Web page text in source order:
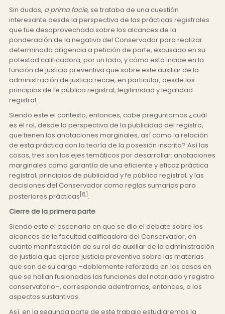
Sin dudas, a prima facie, se trataba de una cuestión
interesante desde la perspectiva de las prácticas registrales
que fue desaprovechada sobre los alcances de la
ponderación de la negativa del Conservador para realizar
determinada diligencia a petición de parte, excusado en su
potestad calificadora, por un lado, y cómo esto incide en la
función de justicia preventiva que sobre este auxiliar de la
administración de justicia recae, en particular, desde los
principios de fe pública registral, legitimidad y legalidad
registral.
Siendo este el contexto, entonces, cabe preguntarnos ¿cuál
es el rol, desde la perspectiva de la publicidad del registro,
que tienen las anotaciones marginales, así como la relación
de esta práctica con la teoría de la posesión inscrita? Así las
cosas, tres son los ejes temáticos por desarrollar: anotaciones
marginales como garantía de una eficiente y eficaz práctica
registral; principios de publicidad y fe pública registral; y las
decisiones del Conservador como reglas sumarias para
posteriores prácticas [8] .
Cierre de la primera parte
Siendo este el escenario en que se dio el debate sobre los
alcances de la facultad calificadora del Conservador, en
cuanto manifestación de su rol de auxiliar de la administración
de justicia que ejerce justicia preventiva sobre las materias
que son de su cargo –doblemente reforzado en los casos en
que se hallan fusionadas las funciones del notariado y registro
conservatorio–, corresponde adentrarnos, entonces, a los
aspectos sustantivos.
Así, en la segunda parte de este trabajo estudiaremos la